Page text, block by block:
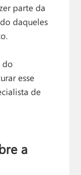
parte da
daqueles
do
esse
de
a